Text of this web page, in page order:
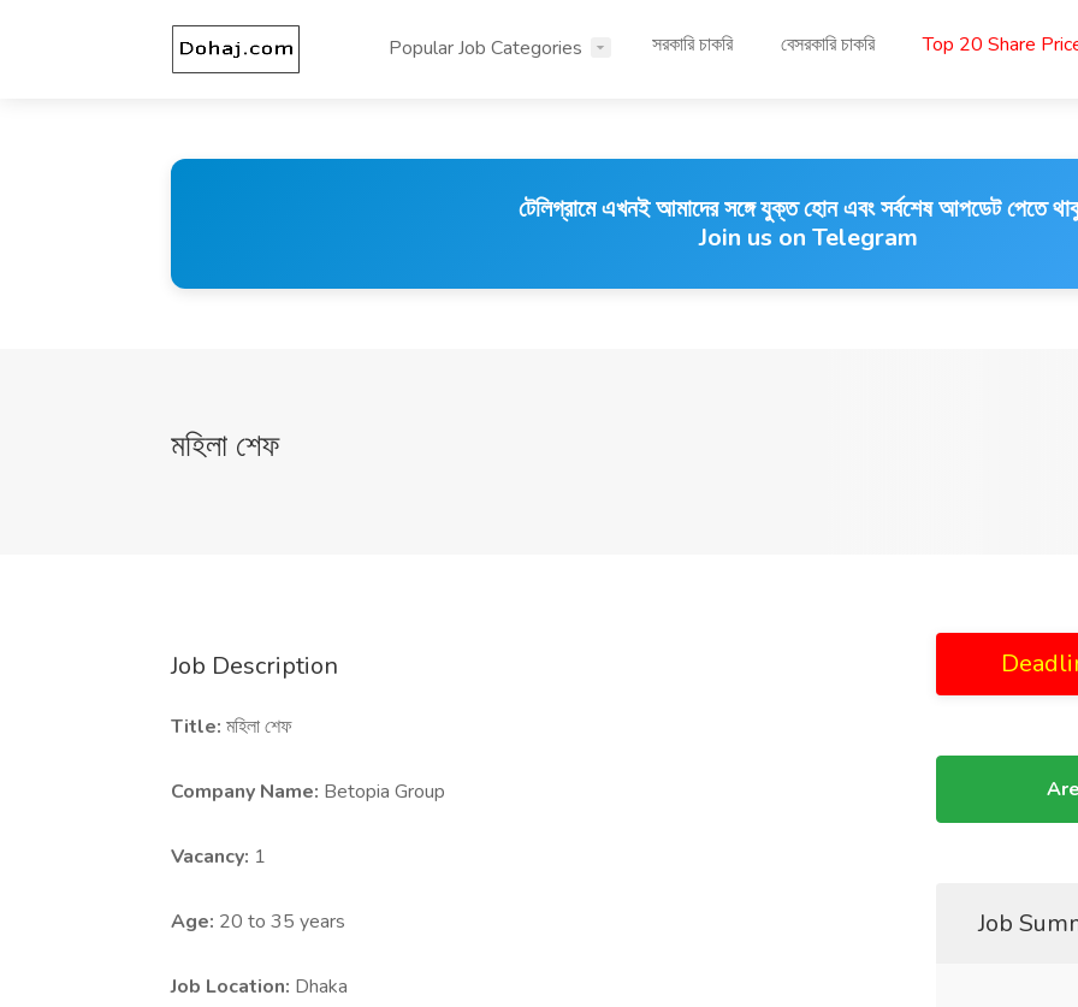
Popular Job Categories সরকারি চাকরি বেসরকারি চাকরি Top 20 Share
টেলিগ্রামে এখনই আমাদের সঙ্গে যুক্ত হোন এবং সর্বশেষ আপডেট পেতে
Join us on Telegram
মহিলা শেফ
Job Description
Title: মহিলা শেফ
Company Name: Betopia Group
Vacancy: 1
Age: 20 to 35 years
Job Location: Dhaka
Job